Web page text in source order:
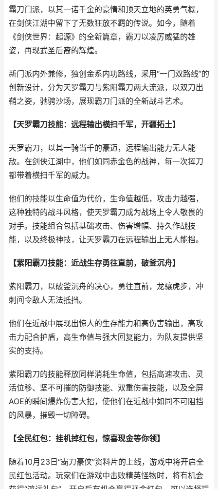
霸刀门派，以其一诺千金的豪情和顶天立地的英勇气概，
在剑侠江湖中留下了无数狂放不羁的传说。如今，随着
《剑侠世界：起源》的全新篇章，霸刀以凌厉威猛的雄
姿，再现武圣后裔的辉煌。
新门派内外兼修，独创金系内功路线，采用“一门双路线”的
创新设计，分为天罗霸刀与紫阳霸刀两大流派，以双刀出
鞘之姿，驰骋沙场，展现霸刀门派的全新战斗艺术。
【天罗霸刀技能：远程输出横扫千军，开疆拓土】
天罗霸刀，以其一骑当千的豪迈，远程输出能力无人能
敌。在剑侠江湖中，他们如同赤金色的战神，每一次挥刀
都带着横扫千军的威力。
他们的技能以生命值为代价，生命值越低，攻击力越强，
这种独特的战斗风格，使天罗霸刀成为战场上令人敬畏的
对手。技能组合包括基础攻击、伤害增幅、持久作战技
能，以及终极神技，让天罗霸刀在远程输出上无人能挡。
【紫阳霸刀技能：近战生存勇往直前，破釜沉舟】
紫阳霸刀，以破釜沉舟的决心，勇往直前，龙骧虎步，冲
刺间令敌人无法抵挡。
他们在近战中展现出惊人的生存能力和高伤害输出，高攻
击力配合护盾，高生命值与强大回复能力，为队友提供坚
实的支持。
紫阳霸刀的技能释放同样消耗生命值，包括高速攻击、灵
活位移、坚不可摧的防御技能、双重伤害技能，以及全屏
AOE的瞬间爆炸伤害大招，使他们在近战中如同不可阻挡
的风暴，摧毁一切障碍。
【全民红包：挂机掉红包，惊喜现金等你领】
随着10月23日“霸刀豪侠”资料片的上线，游戏中将开启全
民红包活动。玩家们在游戏中击败精英怪物时，将有机会